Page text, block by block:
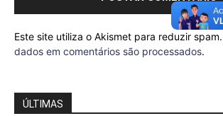
Este site utiliza o Akismet para reduzir spam.
dados em comentários são processados.
ÚLTIMAS